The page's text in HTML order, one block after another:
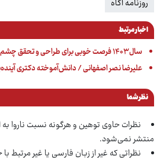
روزنامه آگاه
اخبار مرتبط
سال ۱۴۰۳ فرصت خوبی برای طراحی و تحقق چشم‌انداز ملی جدیدمان است
علیرضا نصر اصفهانی / دانش‌آموخته دکتری
نظر شما
نظرات حاوی توهین و هرگونه نسبت
منتشر نمی‌شود.
نظراتی که غیر از زبان فارسی یا غیر